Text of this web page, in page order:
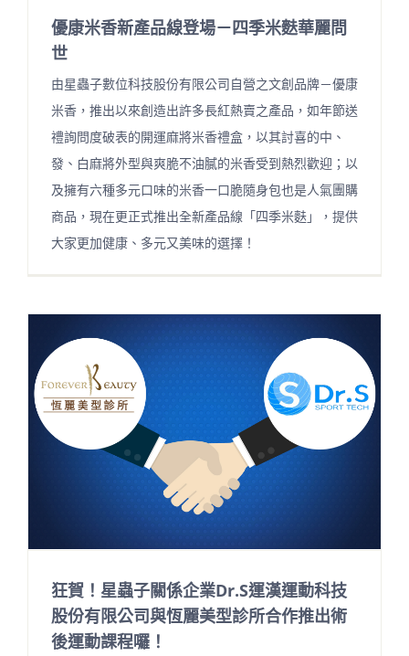
優康米香新產品線登場－四季米麩華麗問
世
由星蟲子數位科技股份有限公司自營之文創品牌－優康
米香，推出以來創造出許多長紅熱賣之產品，如年節送
禮詢問度破表的開運麻將米香禮盒，以其討喜的中、
發、白麻將外型與爽脆不油膩的米香受到熱烈歡迎；以
及擁有六種多元口味的米香一口脆隨身包也是人氣團購
商品，現在更正式推出全新產品線「四季米麩」，提供
大家更加健康、多元又美味的選擇！
狂賀！星蟲子關係企業Dr.S運漢運動科技
股份有限公司與恆麗美型診所合作推出術
後運動課程囉！